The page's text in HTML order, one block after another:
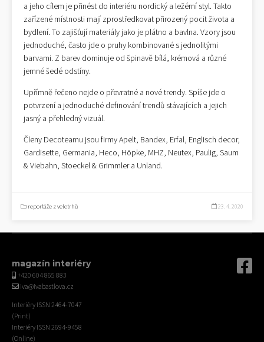
a jeho cílem je přinést do interiéru nordický a ležérní styl. Takto
zařízené místnosti mají zprostředkovat přirozený pocit života a
bydlení. To zajišťují materiály jako je plátno a bavlna. Vzory jsou
jednoduché, často jde o pruhy kombinované s jednolitými
barvami. Z barev dominuje od špinavě bílá, krémová a různé
jemné šedé odstíny.
Upřímně řečeno nejde o převratné a nové trendy. Spíše jde o
potvrzení a jednoduché definování trendů stávajících a jejich
jasný a přehledný vizuál.
Členy Decoteamu jsou firmy Apelt, Bandex, Erfal, Englisch decor,
Gardisette, Germania, Heco, Höpke, MHZ, Neutex, Paulig, Saum
& Viebahn, Stoeckel & Grimmler a Unland.
reportáže z veletrhů 23. 4. 2020
magazín interiéry
+420 604 865 883
iva@ivabastlova.cz
Interiéry ISSN 2464-7047
(Print)
Interiéry ISSN 2694-9458
(Online)